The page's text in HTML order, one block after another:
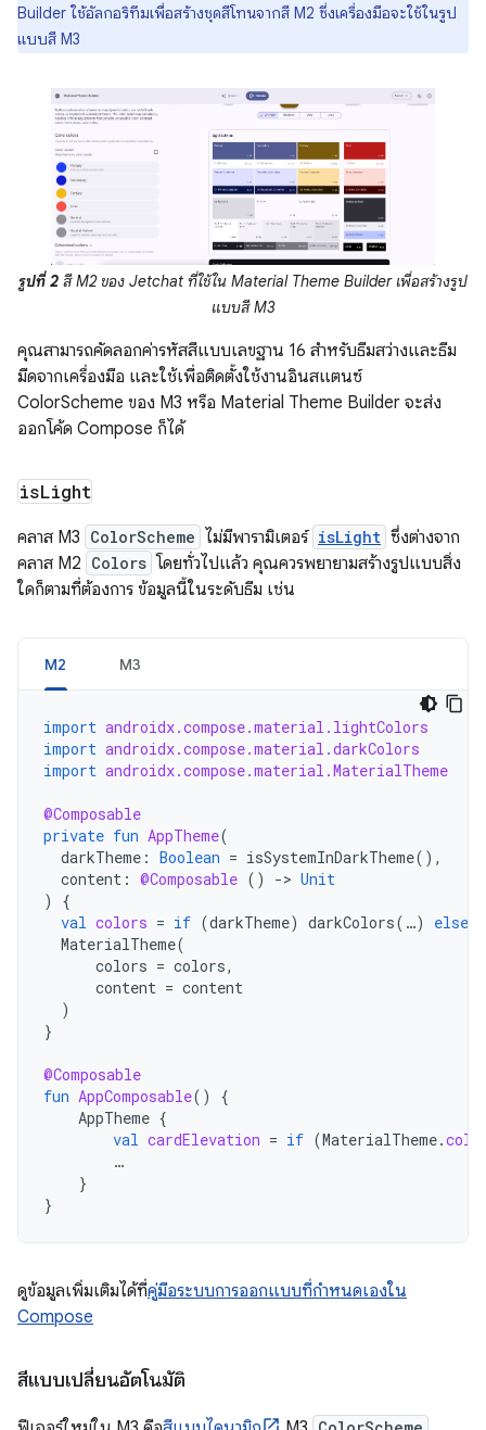
Builder ใช้อัลกอริทึมเพื่อสร้างชุดสีโทนจากสี M2 ซึ่งเครื่องมือจะใช้ในรูป
แบบสี M3
รูปที่ 2 สี M2 ของ Jetchat ที่ใช้ใน Material Theme Builder เพื่อสร้างรูป
แบบสี M3
คุณสามารถคัดลอกค่ารหัสสีแบบเลขฐาน 16 สำหรับธีมสว่างและธีม
มืดจากเครื่องมือ และใช้เพื่อติดตั้งใช้งานอินสแตนซ์
ColorScheme ของ M3 หรือ Material Theme Builder จะส่ง
ออกโค้ด Compose ก็ได้
isLight
คลาส M3 ColorScheme ไม่มีพารามิเตอร์ isLight ซึ่งต่างจาก
คลาส M2 Colors โดยทั่วไปแล้ว คุณควรพยายามสร้างรูปแบบสิ่ง
ใดก็ตามที่ต้องการ ข้อมูลนี้ในระดับธีม เช่น
M2 M3
import androidx.compose.material.lightColors
import androidx.compose.material.darkColors
import androidx.compose.material.MaterialTheme
@Composable
private fun AppTheme(
darkTheme : Boolean = isSystemInDarkTheme(),
content : @Composable () -> Unit
)
{
val colors = if (darkTheme) darkColors( …) else
MaterialTheme(
colors = colors,
content = content
)
}
@Composable
fun AppComposable()
{
AppTheme {
val cardElevation = if (MaterialTheme.
…
}
}
ดูข้อมูลเพิ่มเติมได้ที่คู่มือระบบการออกแบบที่กำหนดเองใน
Compose
สีแบบเปลี่ยนอัตโนมัติ